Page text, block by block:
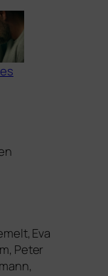
Eva
Peter